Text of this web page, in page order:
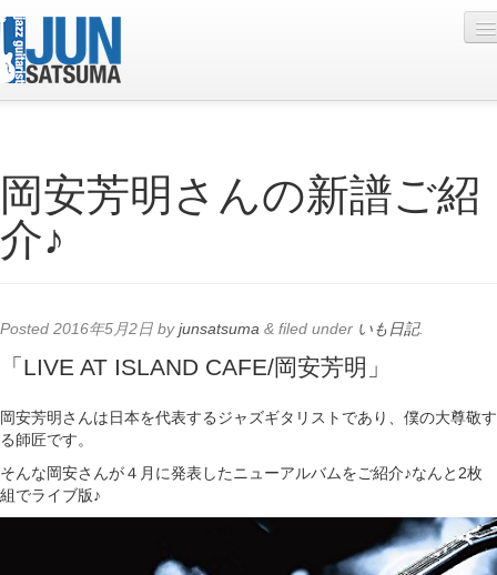
Live Schedule
Discography
Contact
Online Lesson
岡安芳明さんの新譜ご紹
介♪
Posted 2016年5月2日 byjunsatsuma & filed under いも日記.
「LIVE AT ISLAND CAFE/岡安芳明」
岡安芳明さんは日本を代表するジャズギタリストであり、僕の大尊敬す
る師匠です。
そんな岡安さんが４月に発表したニューアルバムをご紹介♪なんと2枚
組でライブ版♪